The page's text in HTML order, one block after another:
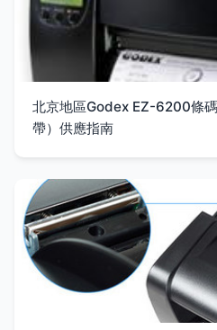
北京地區Godex EZ-6200條
帶）供應指南